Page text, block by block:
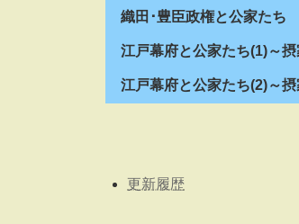
織田･豊臣政権と公家たち
江戸幕府と公家たち(1)～
江戸幕府と公家たち(2)～
更新履歴